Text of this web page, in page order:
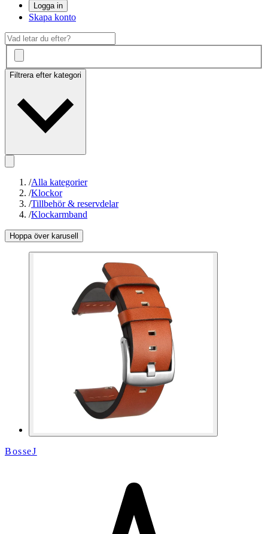
Logga in
Skapa konto
Filtrera efter kategori
/Alla kategorier
/Klockor
/Tillbehör & reservdelar
/Klockarmband
Hoppa över karusell
BosseJ